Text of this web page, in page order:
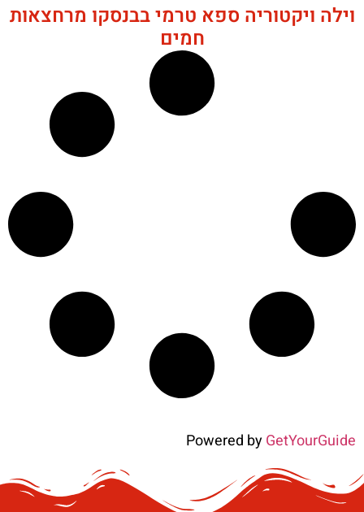
וילה ויקטוריה ספא טרמי בבנסקו מרחצאות
חמים
Powered byGetYourGuide